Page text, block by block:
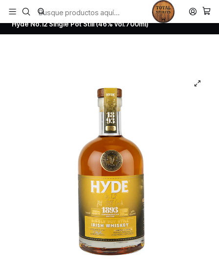
Todos los productos estan en stock. Despachamos a todo Chile.
Inicio Whisky
Irish Whiskey
Hyde No.12 Single Pot Still (46% vol.700ml)